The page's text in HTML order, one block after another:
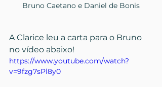
Bruno Caetano e Daniel de Bonis
A Clarice leu a carta para o Bruno
no vídeo abaixo!
https://www.youtube.com/watch?
v=9fzg7sPl8y0